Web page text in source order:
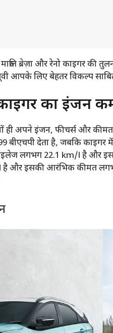
मारुति ब्रेज़ा और रेनो काइगर
आपके लिए बेहतर विकल्प
काइगर का इंजन
ही अपने इंजन, फीचर्स और
बीएचपी देता है, जबकि काइगर में
माइलेज लगभग 22.1 km/l है और
और इसकी आरंभिक कीमत